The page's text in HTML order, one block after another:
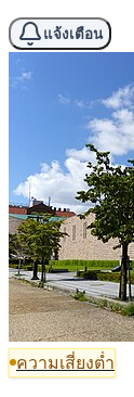
แจ้งเตือน
ความเสี่ยงต่ำ